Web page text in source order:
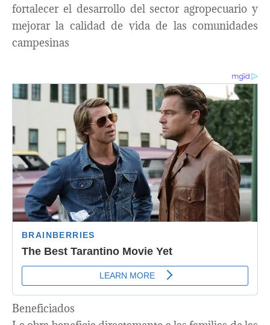
fortalecer el desarrollo del sector agropecuario y
mejorar la calidad de vida de las comunidades
campesinas
Beneficiados